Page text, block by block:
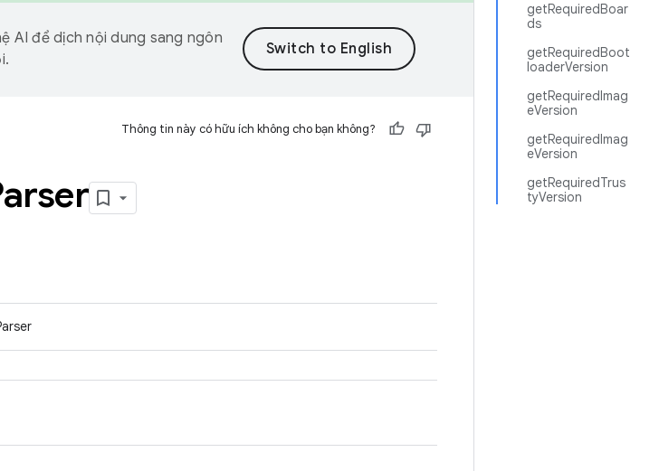
getRequiredBoar
ds
getRequiredBoot
loaderVersion
getRequiredImag
eVersion
getRequiredImag
eVersion
getRequiredTrus
tyVersion
AI để dịch nội dung sang ngôn
Thông tin này có hữu ích không cho bạn không?